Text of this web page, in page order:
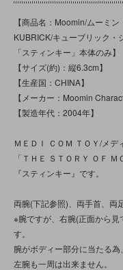
【商品名：Moomin/ムーミ
KUBRICK/キューブリック・
「スティンキー」本体のみ】
【サイズ(約)：縦6.3cm】
【生産国：CHINA】
【メーカー：Moomin
【製造年代：2004年】
ＭＥＤＩ ＣＯＭ ＴＯＹ/メ
「ＴＨＥ ＳＴＯＲＹ ＯＦ
『スティンキー』です。
両腕(下記参照)、両手首、両
※腕ですが、右腕(正面から見
す。
腕がボディー部分に当たる為
左腕も一周は出来ません。